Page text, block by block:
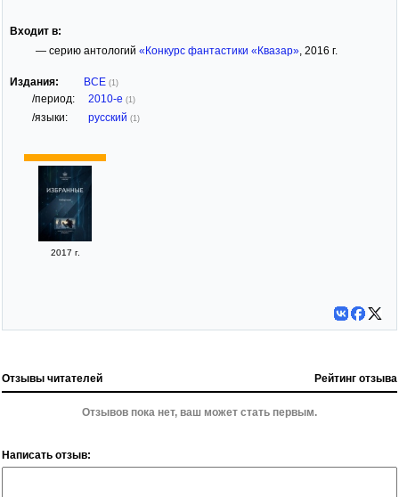
Входит в:
— серию антологий «Конкурс фантастики «Квазар», 2016 г.
Издания: ВСЕ (1)
/период: 2010-е (1)
/языки: русский (1)
2017 г.
Отзывы читателей Рейтинг отзыва
Отзывов пока нет, ваш может стать первым.
Написать отзыв: